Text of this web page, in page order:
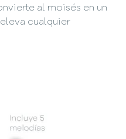
al moisés en un
cualquier